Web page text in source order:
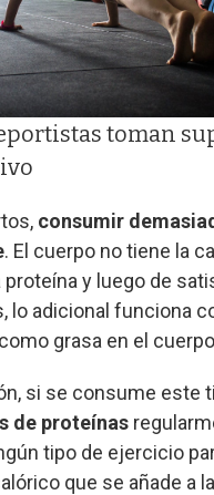
toman
consumir
. El cuerpo no tiene la
proteína y luego de
lo adicional funciona
grasa en el
si se consume este
de proteínas
tipo de ejercicio
que se añade a